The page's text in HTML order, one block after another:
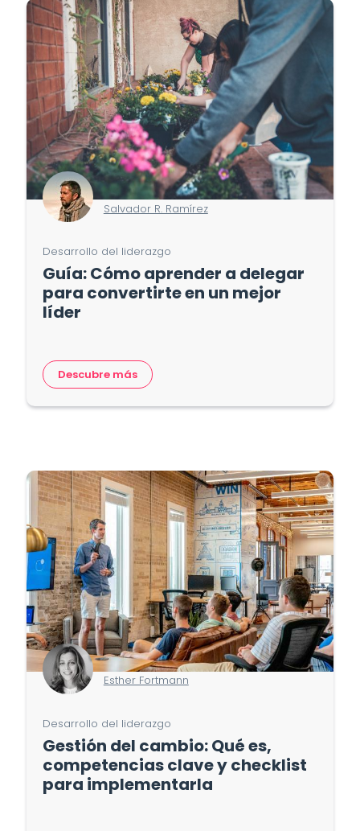
Salvador R. Ramírez
Desarrollo del liderazgo
Guía: Cómo aprender a delegar
para convertirte en un mejor
líder
Descubre más
Esther Fortmann
Desarrollo del liderazgo
Gestión del cambio: Qué es,
competencias clave y checklist
para implementarla